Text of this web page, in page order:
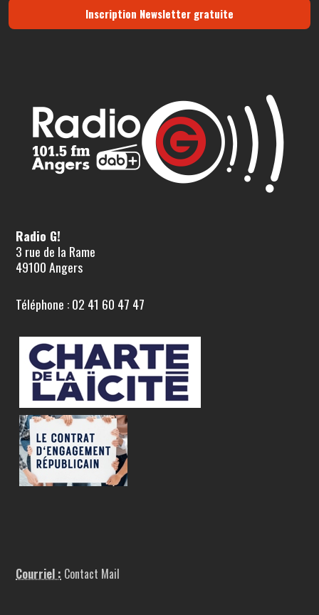
Inscription Newsletter gratuite
Radio G!
3 rue de la Rame
49100 Angers
Téléphone : 02 41 60 47 47
Courriel : Contact Mail